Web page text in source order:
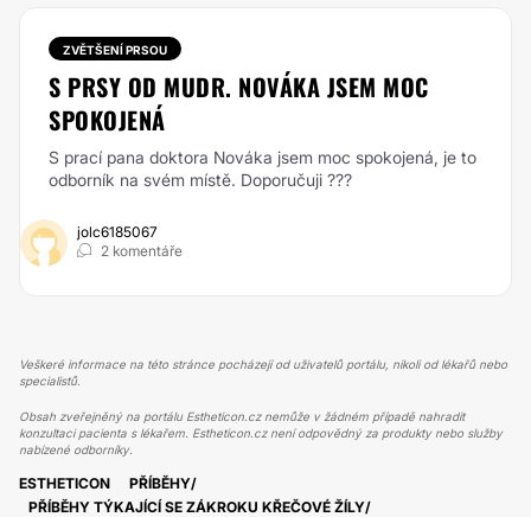
ZVĚTŠENÍ PRSOU
S PRSY OD MUDR. NOVÁKA JSEM MOC
SPOKOJENÁ
S prací pana doktora Nováka jsem moc spokojená, je to
odborník na svém místě. Doporučuji ???
jolc6185067
2 komentáře
Veškeré informace na této stránce pocházejí od uživatelů portálu, nikoli od lékařů nebo
specialistů.
Obsah zveřejněný na portálu Estheticon.cz nemůže v žádném případě nahradit
konzultaci pacienta s lékařem. Estheticon.cz není odpovědný za produkty nebo služby
nabízené odborníky.
ESTHETICON
PŘÍBĚHY
PŘÍBĚHY TÝKAJÍCÍ SE ZÁKROKU KŘEČOVÉ ŽÍLY